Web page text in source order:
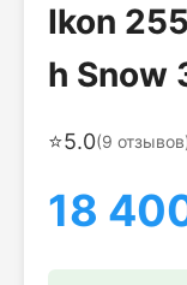
Ikon
h Snow
⭐5.0(9
18